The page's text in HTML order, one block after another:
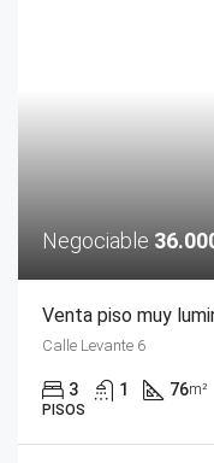
Negociable
Venta piso muy
Calle Levante 6
3 1 76m²
PISOS